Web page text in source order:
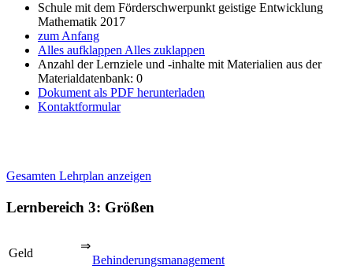
Schule mit dem Förderschwerpunkt geistige Entwicklung
Mathematik 2017
zum Anfang
Alles aufklappen Alles zuklappen
Anzahl der Lernziele und -inhalte mit Materialien aus der
Materialdatenbank: 0
Dokument als PDF herunterladen
Kontaktformular
Gesamten Lehrplan anzeigen
Lernbereich 3: Größen
Geld
⇒
Behinderungsmanagement